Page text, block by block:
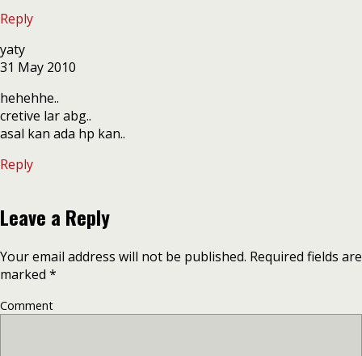
Reply
yaty
31 May 2010
hehehhe..
cretive lar abg..
asal kan ada hp kan..
Reply
Leave a Reply
Your email address will not be published. Required fields are
marked *
Comment